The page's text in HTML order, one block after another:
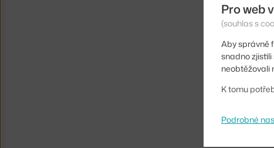
Pro web
(souhlas s
Aby správně
snadno
neobtěžovali
K tomu
Podrobné